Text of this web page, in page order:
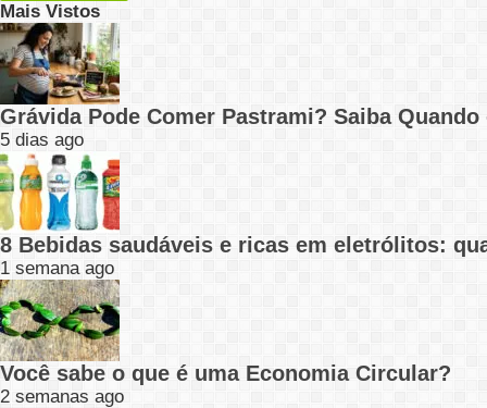
Mais Vistos
Grávida Pode Comer Pastrami? Saiba
5 dias ago
8 Bebidas saudáveis e ricas em eletrólitos:
1 semana ago
Você sabe o que é uma Economia Circular?
2 semanas ago